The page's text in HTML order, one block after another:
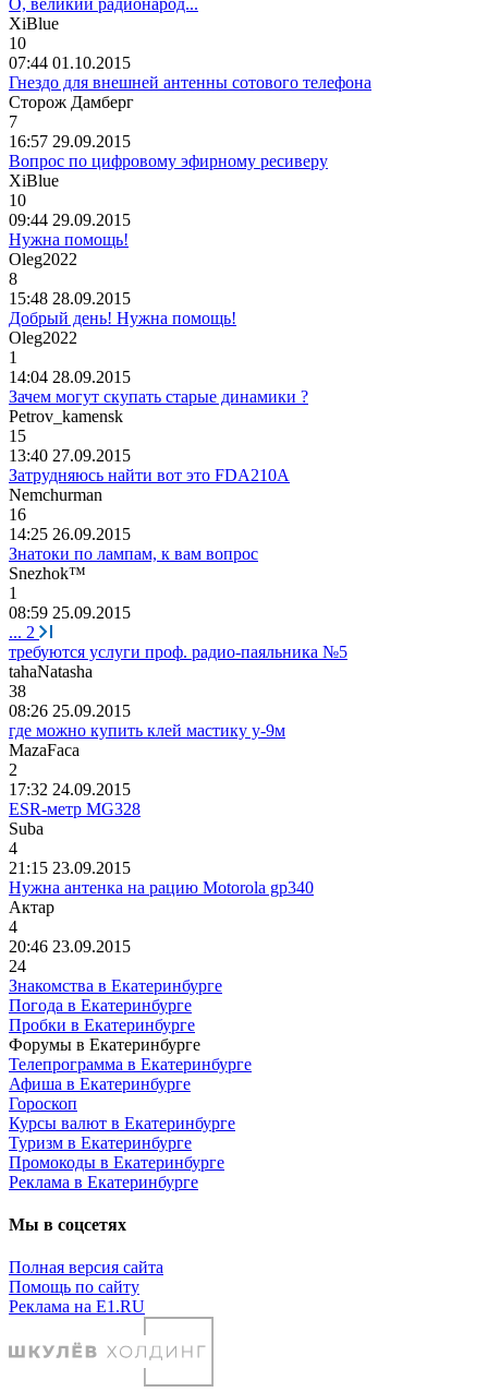
XiBlue
10
07:44 01.10.2015
Гнездо для внешней антенны сотового телефона
Сторож Дамберг
7
16:57 29.09.2015
Вопрос по цифровому эфирному ресиверу
XiBlue
10
09:44 29.09.2015
Нужна помощь!
Oleg2022
8
15:48 28.09.2015
Добрый день! Нужна помощь!
Oleg2022
1
14:04 28.09.2015
Зачем могут скупать старые динамики ?
Petrov_kamensk
15
13:40 27.09.2015
Затрудняюсь найти вот это FDA210А
Nemchurman
16
14:25 26.09.2015
Знатоки по лампам, к вам вопрос
Snezhok™
1
08:59 25.09.2015
... 2
требуются услуги проф. радио-паяльника №5
tahaNatasha
38
08:26 25.09.2015
где можно купить клей мастику у-9м
MazaFaca
2
17:32 24.09.2015
ESR-метр MG328
Suba
4
21:15 23.09.2015
Нужна антенка на рацию Motorola gp340
Aктар
4
20:46 23.09.2015
24
Знакомства в Екатеринбурге
Погода в Екатеринбурге
Пробки в Екатеринбурге
Форумы в Екатеринбурге
Телепрограмма в Екатеринбурге
Афиша в Екатеринбурге
Гороскоп
Курсы валют в Екатеринбурге
Туризм в Екатеринбурге
Промокоды в Екатеринбурге
Реклама в Екатеринбурге
Мы в соцсетях
Полная версия сайта
Помощь по сайту
Реклама на E1.RU